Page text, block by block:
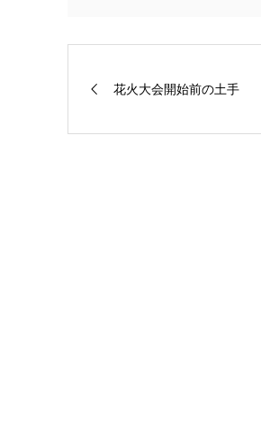
花火大会開始前の土手